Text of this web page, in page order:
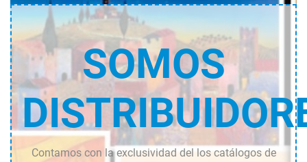
SOMOS
Contamos con la exclusividad del los catálogos de